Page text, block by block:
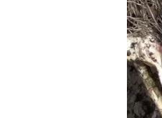
Чеснок для хранения